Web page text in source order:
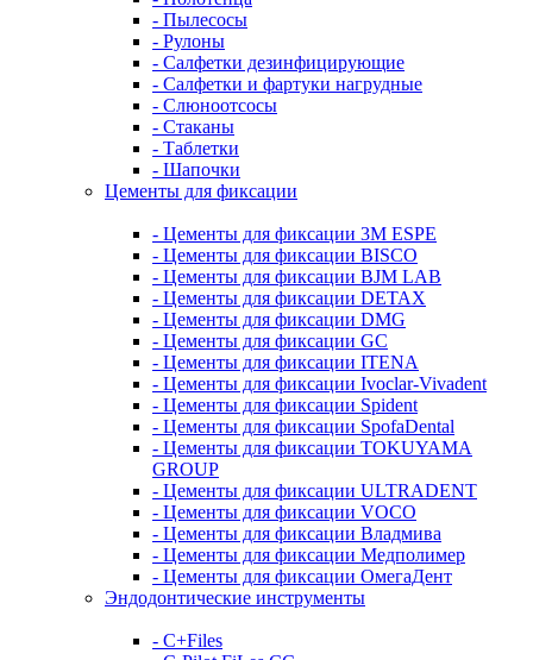
- Пылесосы
- Рулоны
- Салфетки дезинфицирующие
- Салфетки и фартуки нагрудные
- Слюноотсосы
- Стаканы
- Таблетки
- Шапочки
Цементы для фиксации
- Цементы для фиксации 3M ESPE
- Цементы для фиксации BISCO
- Цементы для фиксации BJM LAB
- Цементы для фиксации DETAX
- Цементы для фиксации DMG
- Цементы для фиксации GC
- Цементы для фиксации ITENA
- Цементы для фиксации Ivoclar-Vivadent
- Цементы для фиксации Spident
- Цементы для фиксации SpofaDental
- Цементы для фиксации TOKUYAMA
GROUP
- Цементы для фиксации ULTRADENT
- Цементы для фиксации VOCO
- Цементы для фиксации Владмива
- Цементы для фиксации Медполимер
- Цементы для фиксации ОмегаДент
Эндодонтические инструменты
- C+Files